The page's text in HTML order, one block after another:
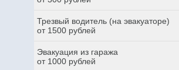
Трезвый водитель (на эвакуаторе)
от 1500 рублей
Эвакуация из гаража
от 1000 рублей